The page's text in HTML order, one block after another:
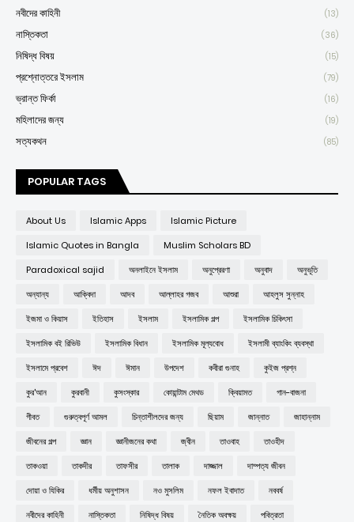
নবীদের কাহিনী (13)
নাস্তিকতা (36)
নিষিদ্ধ বিষয় (15)
প্রশ্নোত্তরে ইসলাম (79)
ভ্রান্ত ফির্কা (16)
মহিলাদের জন্য (19)
সত্যকথন (85)
POPULAR TAGS
About Us Islamic Apps
Islamic Picture
Islamic Quotes in Bangla
Muslim Scholars BD
Paradoxical sajid
অনলাইনে ইসলাম অনুপ্রেরণা অনুবাদ
অনুভূতি
অন্যান্য
আক্বিদা আদব আল্লাহর গজব আশুরা
আহলুস সুন্নাহ
ইজমা ও কিয়াস
ইতিহাস ইসলাম ইসলামিক গল্প
ইসলামিক চিকিৎসা
ইসলামিক বই রিভিউ
ইসলামিক বিধান ইসলামিক মূল্যবোধ
ইসলামী ব্যাংকিং ব্যবস্থা
ইসলামে প্রবেশ
ঈদ ঈমান উপদেশ কবীরা গুনাহ
কুইজ প্রশ্ন
কুর'আন
কুরবানী কুসংস্কার কোয়ান্টাম মেথড ক্বিয়ামত
গান-বাজনা
গীবত
গুরুত্বপূর্ণ আমল চিন্তাশীলদের জন্য ছিয়াম জান্নাত
জাহান্নাম
জীবনের গল্প
জ্ঞান জ্ঞানীজনের কথা জ্বীন তাওবাহ
তাওহীদ
তাকওয়া
তাকদীর তাফসীর তালাক দাজ্জাল
দাম্পত্য জীবন
দোয়া ও যিকির
ধর্মীয় অনুশাসন নও মুসলিম নফল ইবাদাত
নববর্ষ
নবীদের কাহিনী
নাস্তিকতা নিষিদ্ধ বিষয় নৈতিক অবক্ষয়
পবিত্রতা